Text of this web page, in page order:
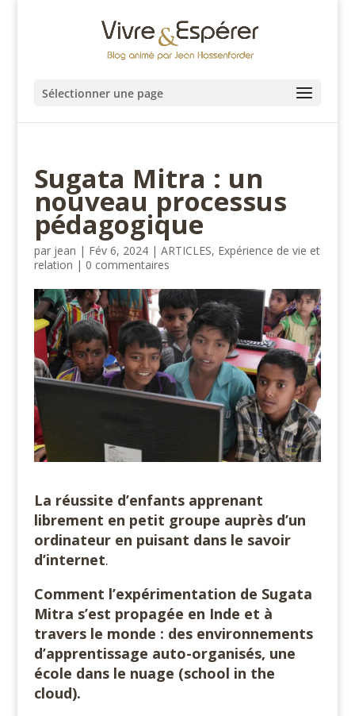
Sélectionner une page
Sugata Mitra : un
nouveau processus
pédagogique
par jean | Fév 6, 2024| ARTICLES, Expérience de vie et
relation | 0 commentaires
La réussite d’enfants apprenant
librement en petit groupe auprès d’un
ordinateur en puisant dans le savoir
d’internet.
Comment l’expérimentation de Sugata
Mitra s’est propagée en Inde et à
travers le monde : des environnements
d’apprentissage auto-organisés, une
école dans le nuage (school in the
cloud).